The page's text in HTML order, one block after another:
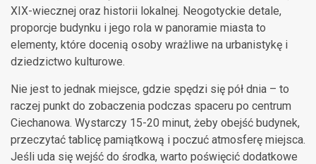
XIX-wiecznej oraz historii lokalnej. Neogotyckie detale,
proporcje budynku i jego rola w panoramie miasta to
elementy, które docenią osoby wrażliwe na urbanistykę i
dziedzictwo kulturowe.
Nie jest to jednak miejsce, gdzie spędzi się pół dnia – to
raczej punkt do zobaczenia podczas spaceru po centrum
Ciechanowa. Wystarczy 15-20 minut, żeby obejść budynek,
przeczytać tablicę pamiątkową i poczuć atmosferę miejsca.
Jeśli uda się wejść do środka, warto poświęcić dodatkowe